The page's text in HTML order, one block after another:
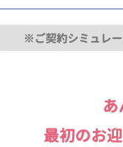
※ご契約シミュレー
あ
最初のお